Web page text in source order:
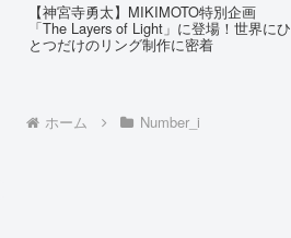
【神宮寺勇太】MIKIMOTO特別企画
「The Layers of Light」に登場！世界にひ
とつだけのリング制作に密着
ホーム Number_i